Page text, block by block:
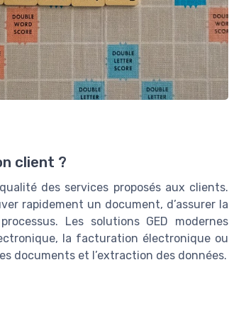
client ?
des services proposés aux clients.
rapidement un document, d’assurer la
Les solutions GED modernes
la facturation électronique ou
documents et l’extraction des données.